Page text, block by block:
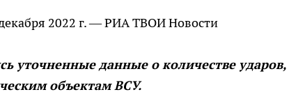
2022 г. — РИА ТВОИ Новости
уточненные данные о количестве
объектам ВСУ.